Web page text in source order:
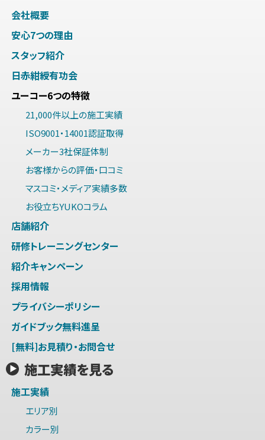
会社概要
安心7つの理由
スタッフ紹介
日赤紺綬有功会
ユーコー6つの特徴
21,000件以上の施工実績
ISO9001・14001認証取得
メーカー3社保証体制
お客様からの評価・口コミ
マスコミ・メディア実績多数
お役立ちYUKOコラム
店舗紹介
研修トレーニングセンター
紹介キャンペーン
採用情報
プライバシーポリシー
ガイドブック無料進呈
[無料]お見積り・お問合せ
施工実績を見る
施工実績
エリア別
カラー別